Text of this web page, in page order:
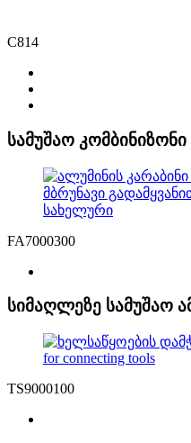
C814
სამუშაო კომბინიზონი
FA7000300
სიმაღლეზე სამუშაო
TS9000100